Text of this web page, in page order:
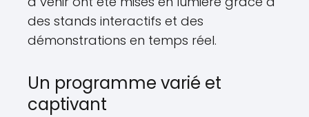
des stands interactifs et des
démonstrations en temps réel.
Un programme varié et
captivant